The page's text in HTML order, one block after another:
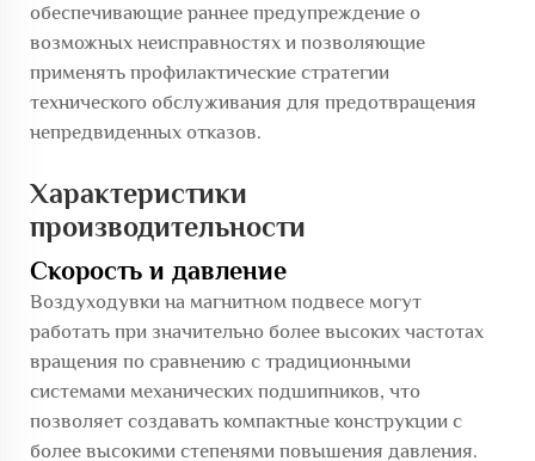
обеспечивающие раннее предупреждение о
возможных неисправностях и позволяющие
применять профилактические стратегии
технического обслуживания для предотвращения
непредвиденных отказов.
Характеристики
производительности
Скорость и давление
Воздуходувки на магнитном подвесе могут
работать при значительно более высоких частотах
вращения по сравнению с традиционными
системами механических подшипников, что
позволяет создавать компактные конструкции с
более высокими степенями повышения давления.